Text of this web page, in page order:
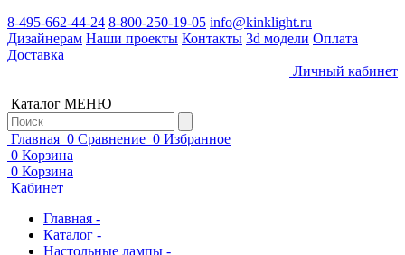
8-495-662-44-24 8-800-250-19-05 info@kinklight.ru
Дизайнерам Наши проекты Контакты 3d модели Оплата
Доставка
Личный кабинет
Каталог МЕНЮ
Главная 0 Сравнение 0 Избранное
0 Корзина
0 Корзина
Кабинет
Главная -
Каталог -
Настольные лампы -